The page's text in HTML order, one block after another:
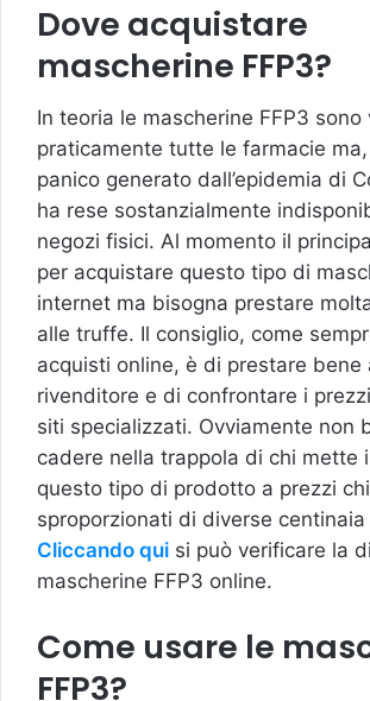
Dove acquistare
mascherine FFP3?
In teoria le mascherine FFP3 sono
praticamente tutte le farmacie
panico generato dall’epidemia di
ha rese sostanzialmente
negozi fisici. Al momento il
per acquistare questo tipo di
internet ma bisogna prestare
alle truffe. Il consiglio, come
acquisti online, è di prestare bene
rivenditore e di confrontare i
siti specializzati. Ovviamente non
cadere nella trappola di chi mette
questo tipo di prodotto a prezzi
sproporzionati di diverse
Cliccando qui si può verificare la
mascherine FFP3 online.
Come usare le
FFP3?